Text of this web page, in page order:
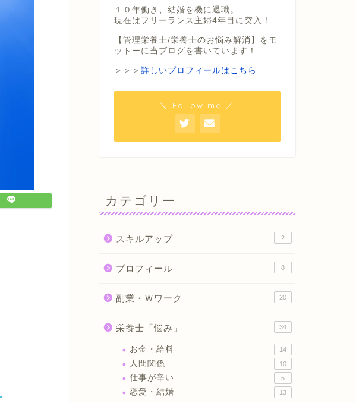
１０年働き、結婚を機に退職。
現在はフリーランス主婦4年目に突入！
【管理栄養士/栄養士のお悩み解消】をモ
ットーに当ブログを書いています！
＞＞＞ 詳しいプロフィールはこちら
＼ Follow me ／
カテゴリー
スキルアップ 2
プロフィール 8
副業・Ｗワーク 20
栄養士「悩み」 34
お金・給料 14
人間関係 10
仕事が辛い 5
恋愛・結婚 13